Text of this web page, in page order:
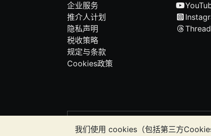
我们使用 cookies（包括第三方
企业服务
推介人计划
隐私声明
税收策略
规定与条款
Cookies政策
应该考虑寻求专业建议，以确定投资并